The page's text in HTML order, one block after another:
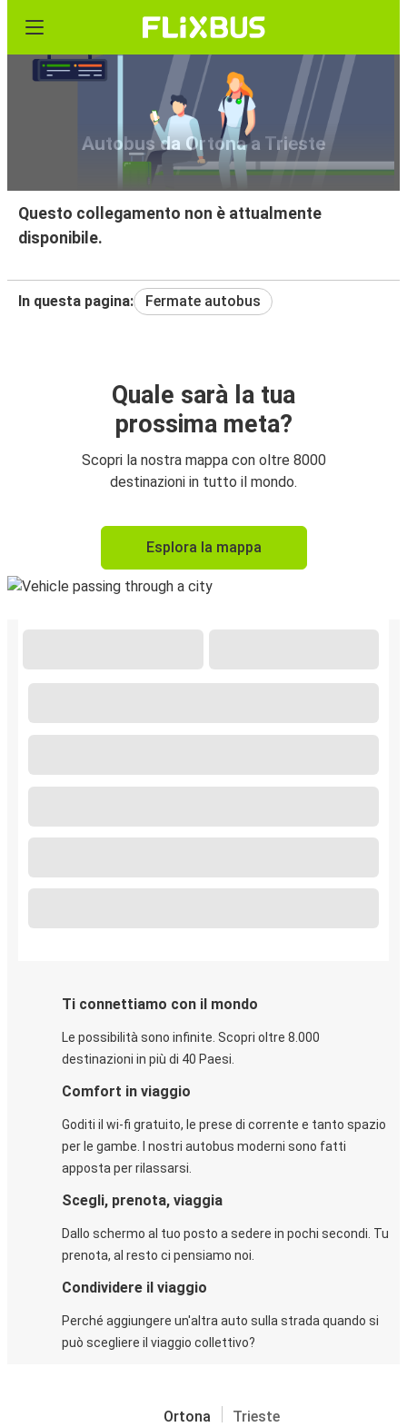
Autobus da Ortona a Trieste
Questo collegamento non è attualmente
disponibile.
In questa pagina: Fermate autobus
Quale sarà la tua
prossima meta?
Scopri la nostra mappa con oltre 8000
destinazioni in tutto il mondo.
Esplora la mappa
Ti connettiamo con il mondo
Le possibilità sono infinite. Scopri oltre 8.000
destinazioni in più di 40 Paesi.
Comfort in viaggio
Goditi il wi-fi gratuito, le prese di corrente e tanto spazio
per le gambe. I nostri autobus moderni sono fatti
apposta per rilassarsi.
Scegli, prenota, viaggia
Dallo schermo al tuo posto a sedere in pochi secondi. Tu
prenota, al resto ci pensiamo noi.
Condividere il viaggio
Perché aggiungere un'altra auto sulla strada quando si
può scegliere il viaggio collettivo?
Ortona Trieste